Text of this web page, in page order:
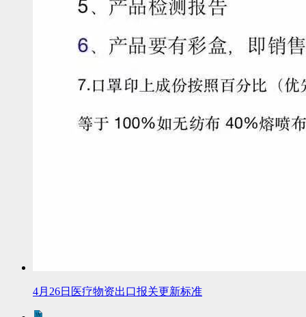
4月26日医疗物资出口报关更新标准